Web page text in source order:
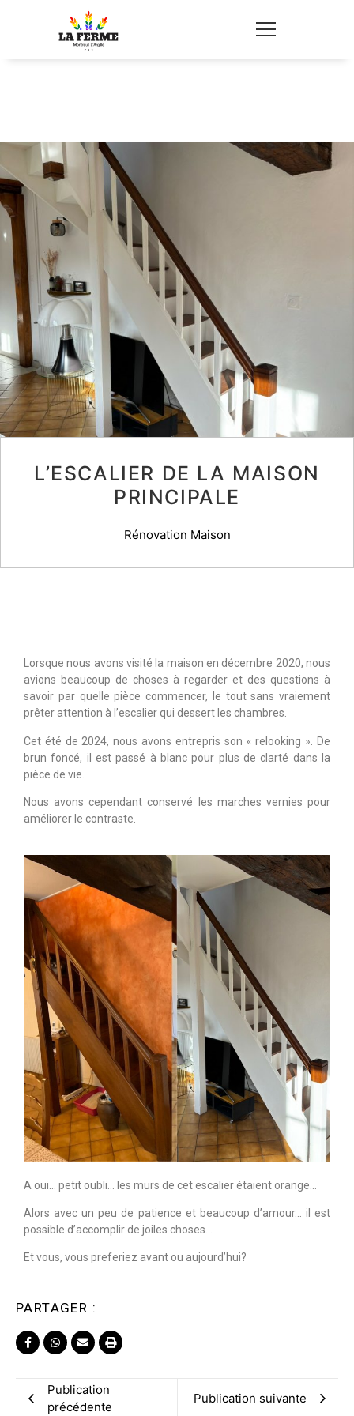
L’ESCALIER DE LA MAISON
PRINCIPALE
Rénovation Maison
Lorsque nous avons visité la maison en décembre 2020, nous
avions beaucoup de choses à regarder et des questions à
savoir par quelle pièce commencer, le tout sans vraiement
prêter attention à l’escalier qui dessert les chambres.
Cet été de 2024, nous avons entrepris son « relooking ». De
brun foncé, il est passé à blanc pour plus de clarté dans la
pièce de vie.
Nous avons cependant conservé les marches vernies pour
améliorer le contraste.
A oui… petit oubli… les murs de cet escalier étaient orange…
Alors avec un peu de patience et beaucoup d’amour… il est
possible d’accomplir de joiles choses…
Et vous, vous preferiez avant ou aujourd’hui?
PARTAGER :
Publication
précédente
Publication suivante